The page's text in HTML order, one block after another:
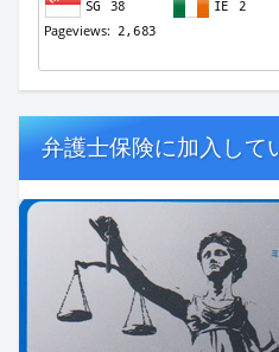
弁護士保険に加入して